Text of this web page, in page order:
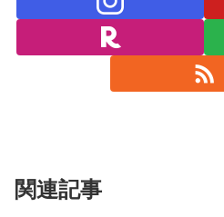
関連記事